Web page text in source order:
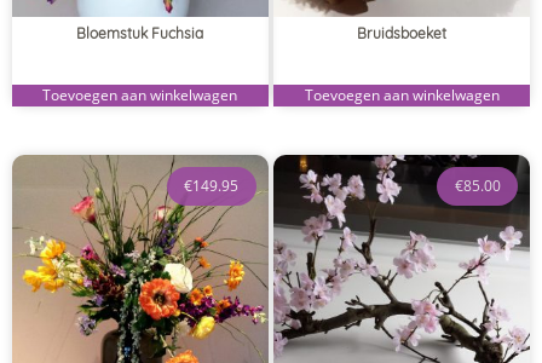
Bloemstuk Fuchsia
Toevoegen aan winkelwagen
Bruidsboeket
Toevoegen aan winkelwagen
€149.95 €85.00